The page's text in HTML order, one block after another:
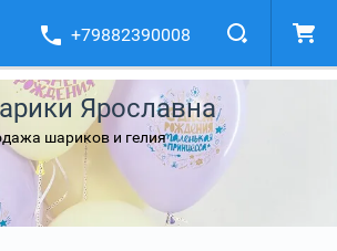
+79882390008
Ярославна
шариков и гелия